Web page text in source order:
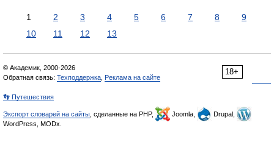
1 2 3 4 5 6 7 8
9
10
11 12 13
18+
© Академик, 2000-2026
Обратная связь: Техподдержка Реклама на сайте
👣 Путешествия
Экспорт словарей на сайты , сделанные на PHP, Joomla,
Drupal,
WordPress, MODx.